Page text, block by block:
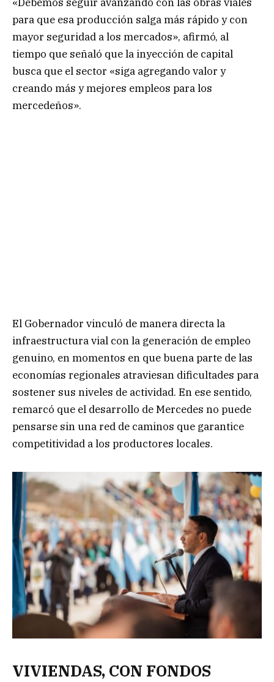
para que esa producción salga más rápido y con
mayor seguridad a los mercados», afirmó, al
tiempo que señaló que la inyección de capital
busca que el sector «siga agregando valor y
creando más y mejores empleos para los
mercedeños».
El Gobernador vinculó de manera directa la
infraestructura vial con la generación de empleo
genuino, en momentos en que buena parte de las
economías regionales atraviesan dificultades para
sostener sus niveles de actividad. En ese sentido,
remarcó que el desarrollo de Mercedes no puede
pensarse sin una red de caminos que garantice
competitividad a los productores locales.
VIVIENDAS, CON FONDOS